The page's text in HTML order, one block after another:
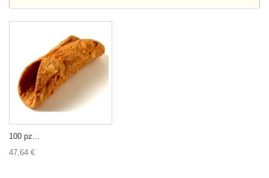
100 pz...
47,64 €